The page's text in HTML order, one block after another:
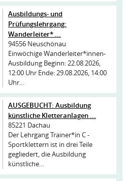
Ausbildungs- und
Prüfungslehrgang:
Wanderleiter* ...
94556 Neuschönau
Einwöchige Wanderleiter*innen-
Ausbildung Beginn: 22.08.2026,
12:00 Uhr Ende: 29.08.2026, 14:00
Uhr…
AUSGEBUCHT: Ausbildung
künstliche Kletteranlagen ...
85221 Dachau
Der Lehrgang Trainer*in C -
Sportklettern ist in drei Teile
gegliedert, die Ausbildung
künstliche…